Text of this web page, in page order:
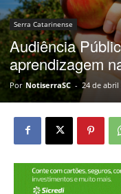
Serra Catarinense
Audiência
aprendizagem
Por NotiserraSC - 24 de abril